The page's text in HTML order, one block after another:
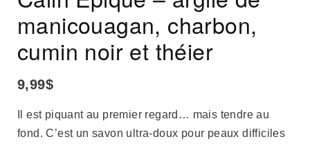
manicouagan, charbon,
cumin noir et théier
9,99$
Il est piquant au premier regard… mais tendre au
fond. C’est un savon ultra-doux pour peaux difficiles